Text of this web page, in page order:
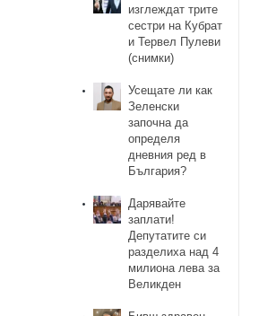
изглеждат трите
сестри на Кубрат
и Тервел Пулеви
(снимки)
Усещате ли как
Зеленски
започна да
определя
дневния ред в
България?
Дарявайте
заплати!
Депутатите си
разделиха над 4
милиона лева за
Великден